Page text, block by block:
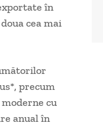
în
cea mai
precum
cu
anual în